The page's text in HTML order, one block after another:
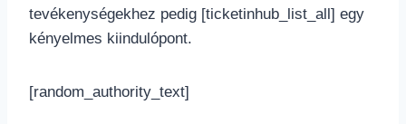
tevékenységekhez pedig [ticketinhub_list_all] egy
kényelmes kiindulópont.
[random_authority_text]